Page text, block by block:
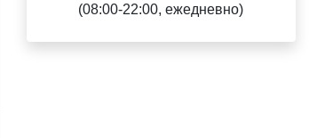
(08:00-22:00, ежедневно)